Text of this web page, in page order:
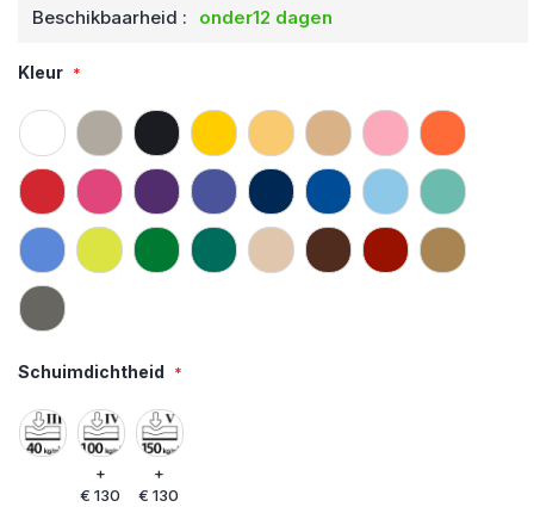
Beschikbaarheid : onder12 dagen
Kleur
Schuimdichtheid
+
€ 130
+
€ 130